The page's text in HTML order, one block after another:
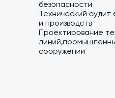
безопасности
Технический аудит
и производств
Проектирование
сооружений